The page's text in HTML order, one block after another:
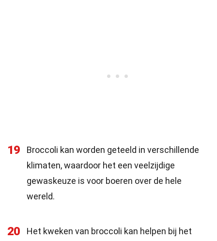
19
Broccoli kan worden geteeld in verschillende
klimaten, waardoor het een veelzijdige
gewaskeuze is voor boeren over de hele
wereld.
20
Het kweken van broccoli kan helpen bij het